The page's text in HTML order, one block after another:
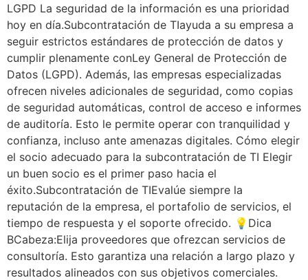
LGPD La seguridad de la información es una prioridad
hoy en día.Subcontratación de TIayuda a su empresa a
seguir estrictos estándares de protección de datos y
cumplir plenamente conLey General de Protección de
Datos (LGPD). Además, las empresas especializadas
ofrecen niveles adicionales de seguridad, como copias
de seguridad automáticas, control de acceso e informes
de auditoría. Esto le permite operar con tranquilidad y
confianza, incluso ante amenazas digitales. Cómo elegir
el socio adecuado para la subcontratación de TI Elegir
un buen socio es el primer paso hacia el
éxito.Subcontratación de TIEvalúe siempre la
reputación de la empresa, el portafolio de servicios, el
tiempo de respuesta y el soporte ofrecido. 💡Dica
BCabeza:Elija proveedores que ofrezcan servicios de
consultoría. Esto garantiza una relación a largo plazo y
resultados alineados con sus objetivos comerciales.